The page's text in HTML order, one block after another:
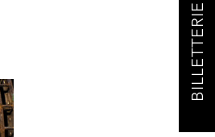
BILLETTERIE